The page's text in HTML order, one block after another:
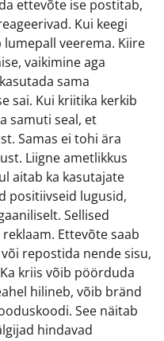
ettevõte ise postitab,
Kui keegi
veerema. Kiire
vaikimine aga
sama
sai. Kui kriitika kerkib
samuti seal, et
Samas ei tohi ära
Liigne ametlikkus
aitab ka kasutajate
positiivseid lugusid,
Sellised
Ettevõte saab
repostida nende sisu,
kriis võib pöörduda
hilineb, võib bränd
See näitab
hindavad